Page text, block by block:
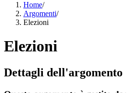
Home/
Argomenti/
Elezioni
Elezioni
Dettagli dell'argomento